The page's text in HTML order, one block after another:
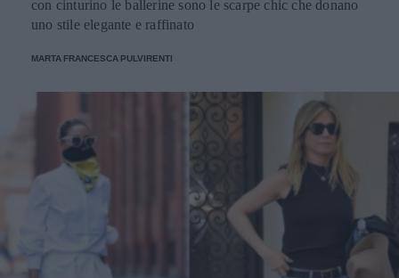
con cinturino le ballerine sono le scarpe chic che donano
uno stile elegante e raffinato
MARTA FRANCESCA PULVIRENTI